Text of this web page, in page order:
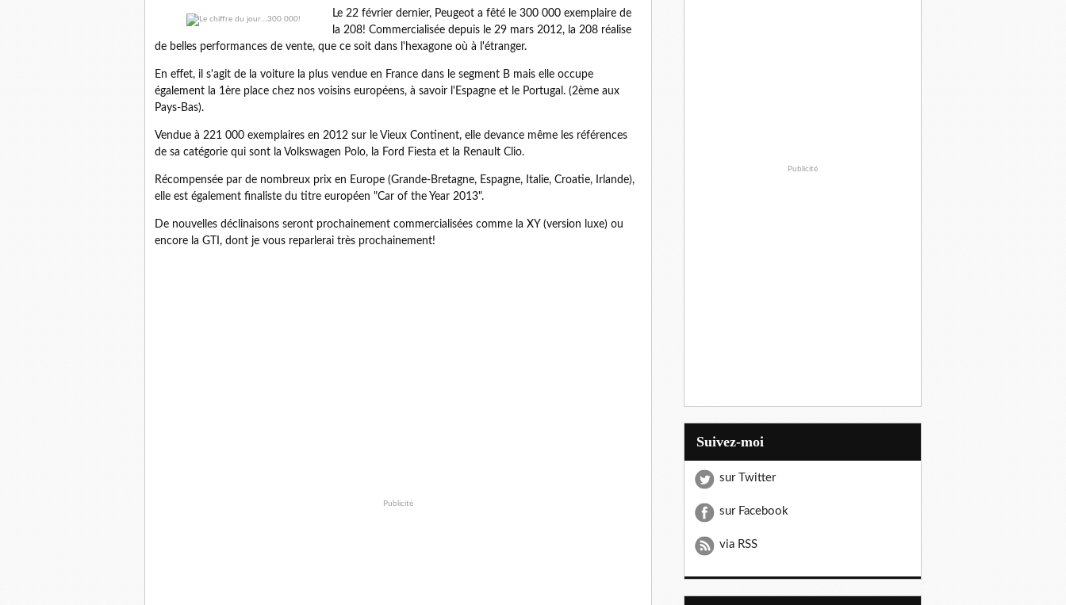
Le 22 février dernier, Peugeot a fêté le 300 000 exemplaire de
la 208! Commercialisée depuis le 29 mars 2012, la 208 réalise
de belles performances de vente, que ce soit dans l'hexagone où à l'étranger.
En effet, il s'agit de la voiture la plus vendue en France dans le segment B mais elle occupe
également la 1ère place chez nos voisins européens, à savoir l'Espagne et le Portugal. (2ème aux
Pays-Bas).
Vendue à 221 000 exemplaires en 2012 sur le Vieux Continent, elle devance même les références
de sa catégorie qui sont la Volkswagen Polo, la Ford Fiesta et la Renault Clio.
Récompensée par de nombreux prix en Europe (Grande-Bretagne, Espagne, Italie, Croatie, Irlande),
elle est également finaliste du titre européen "Car of the Year 2013".
De nouvelles déclinaisons seront prochainement commercialisées comme la XY (version luxe) ou
encore la GTI, dont je vous reparlerai très prochainement!
Publicité
Publicité
Suivez-moi
sur Twitter
sur Facebook
via RSS